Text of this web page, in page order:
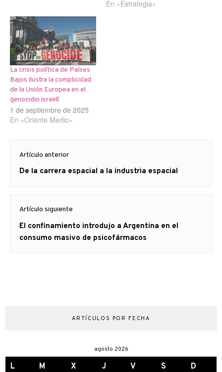
En «Estrategia»
La crisis política de Países
Bajos ilustra la complicidad
de la Unión Europea en el
genocidio israelí
1 de septiembre de 2025
En «Oriente Medio»
de
entradas
Artículo anterior
Artículo
De la carrera espacial a la industria espacial
Artículo siguiente
Artículo
siguiente:
El confinamiento introdujo a Argentina en el
consumo masivo de psicofármacos
ARTÍCULOS POR FECHA
agosto 2026
L M X J V S D